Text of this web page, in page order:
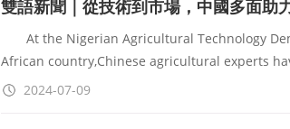
雙語新聞｜從技術到市場，中國多面助
At the Nigerian Agricultural Technology
African country,Chinese agricultural experts
2024-07-09